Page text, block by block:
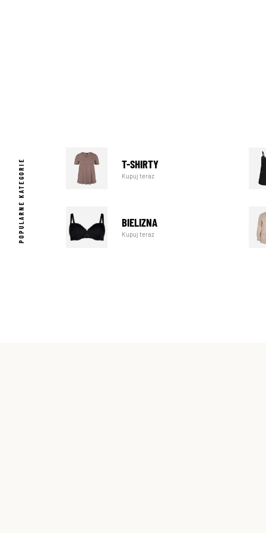
POPULARNE KATEGORIE T-SHIRTY
Kupuj teraz
BIELIZNA
Kupuj teraz